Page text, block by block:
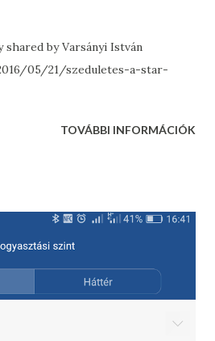
by Varsányi István
05/21/szeduletes-a-star-
TOVÁBBI INFORMÁCIÓK